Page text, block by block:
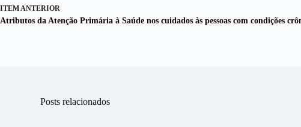
ITEM ANTERIOR
Atributos da Atenção Primária à Saúde nos cuidados às pessoas com condições
Posts relacionados